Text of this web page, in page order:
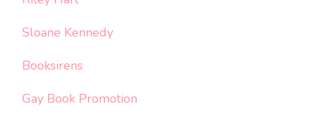
Sloane Kennedy
Booksirens
Gay Book Promotion